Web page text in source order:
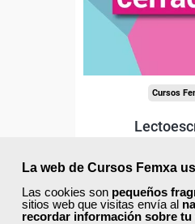
La web de Cursos Femxa
Las cookies son pequeños
sitios web que visitas envía al
recordar información sobre tu
Cursos
Curso
50